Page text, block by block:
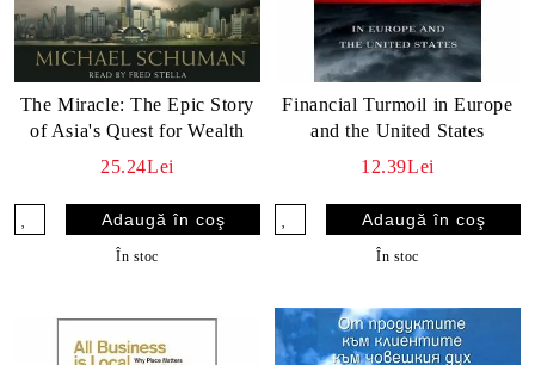
The Miracle: The Epic Story
of Asia's Quest for Wealth
25.24Lei
În stoc
Financial Turmoil in Europe
and the United States
12.39Lei
În stoc